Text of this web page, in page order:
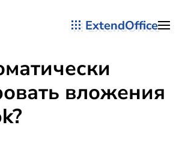
ExtendOffice
вложения